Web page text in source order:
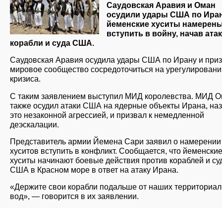
Саудовская Аравия и Оман
осудили удары США по
йеменские хуситы
вступить в войну, начав
корабли и суда США.
Саудовская Аравия осудила удары США по Ирану и
мировое сообщество сосредоточиться на
кризиса.
С таким заявлением выступил МИД королевства. МИД
также осудил атаки США на ядерные объекты Ирана,
это незаконной агрессией, и призвал к немедленной
деэскалации.
Представитель армии Йемена Сари заявил о намерении
хуситов вступить в конфликт. Сообщается, что йеменские
хуситы начинают боевые действия против кораблей и
США в Красном море в ответ на атаку Ирана.
«Держите свои корабли подальше от наших
вод», — говорится в их заявлении.